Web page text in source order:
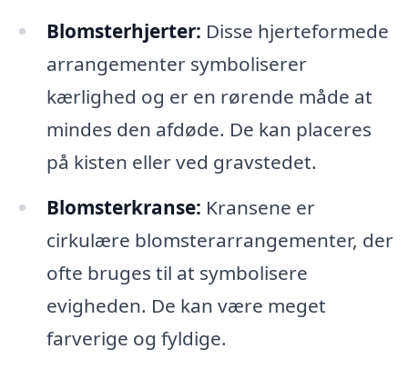
Blomsterhjerter: Disse hjerteformede
arrangementer symboliserer
kærlighed og er en rørende måde at
mindes den afdøde. De kan placeres
på kisten eller ved gravstedet.
Blomsterkranse: Kransene er
cirkulære blomsterarrangementer, der
ofte bruges til at symbolisere
evigheden. De kan være meget
farverige og fyldige.